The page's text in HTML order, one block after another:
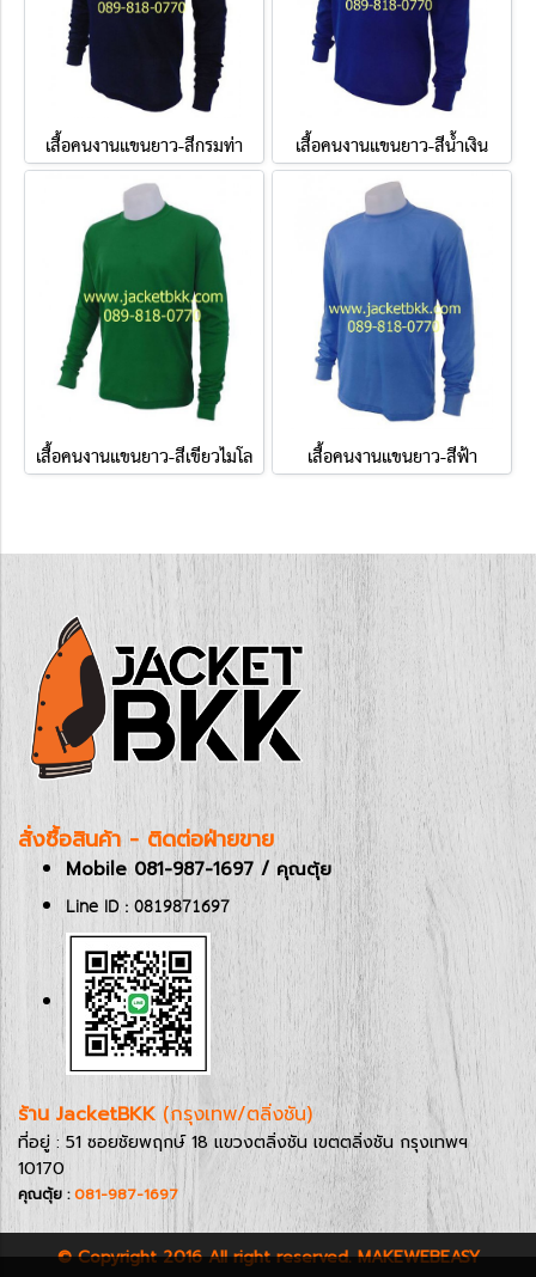
เสื้อคนงานแขนยาว-สีกรมท่า เสื้อคนงานแขนยาว-สีน้ำเงิน
เสื้อคนงานแขนยาว-สีเขียวไมโล เสื้อคนงานแขนยาว-สีฟ้า
สั่งซื้อสินค้า - ติดต่อฝ่ายขาย
Mobile 081-987-1697 / คุณตุ้ย
Line ID : 0819871697
ร้าน JacketBKK (กรุงเทพ/ตลิ่งชัน)
ที่อยู่ : 51 ซอยชัยพฤกษ์ 18 แขวงตลิ่งชัน เขตตลิ่งชัน กรุงเทพฯ
10170
คุณตุ้ย :081-987-1697
© Copyright 2016 All right reserved. MAKEWEBEASY